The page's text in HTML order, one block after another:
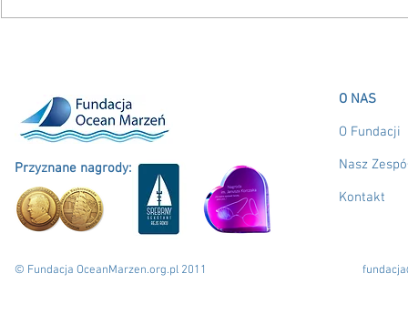
Przyznane nagrody:
© Fundacja OceanMarzen.org.pl 2011
O NAS
O Fundacji
Nasz
Kontakt